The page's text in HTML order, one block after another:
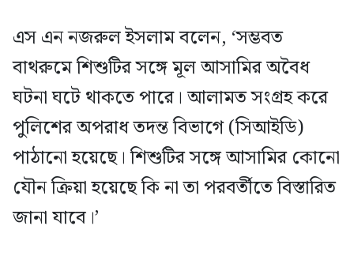
এস এন নজরুল ইসলাম বলেন, ‘সম্ভবত
বাথরুমে শিশুটির সঙ্গে মূল আসামির অবৈধ
ঘটনা ঘটে থাকতে পারে। আলামত সংগ্রহ করে
পুলিশের অপরাধ তদন্ত বিভাগে (সিআইডি)
পাঠানো হয়েছে। শিশুটির সঙ্গে আসামির কোনো
যৌন ক্রিয়া হয়েছে কি না তা পরবর্তীতে বিস্তারিত
জানা যাবে।’